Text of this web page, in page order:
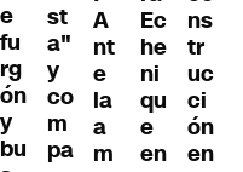
e
fu
rg
ón
y
bu
st
a"
y
co
m
pa
A
nt
e
la
a
m
Ec
he
ni
qu
e
en
ns
tr
uc
ci
ón
en